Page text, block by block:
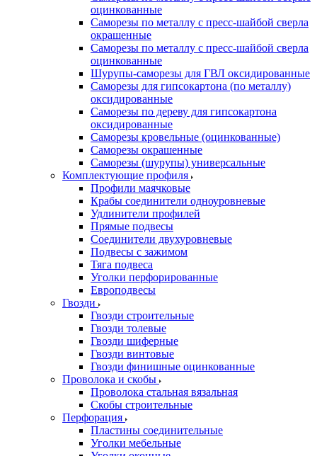
оцинкованные
Саморезы по металлу с пресс-шайбой сверла
окрашенные
Саморезы по металлу с пресс-шайбой сверла
оцинкованные
Шурупы-саморезы для ГВЛ оксидированные
Саморезы для гипсокартона (по металлу)
оксидированные
Саморезы по дереву для гипсокартона
оксидированные
Саморезы кровельные (оцинкованные)
Саморезы окрашенные
Саморезы (шурупы) универсальные
Комплектующие профиля
Профили маячковые
Крабы соединители одноуровневые
Удлинители профилей
Прямые подвесы
Соединители двухуровневые
Подвесы с зажимом
Тяга подвеса
Уголки перфорированные
Европодвесы
Гвозди
Гвозди строительные
Гвозди толевые
Гвозди шиферные
Гвозди винтовые
Гвозди финишные оцинкованные
Проволока и скобы
Проволока стальная вязальная
Скобы строительные
Перфорация
Пластины соединительные
Уголки мебельные